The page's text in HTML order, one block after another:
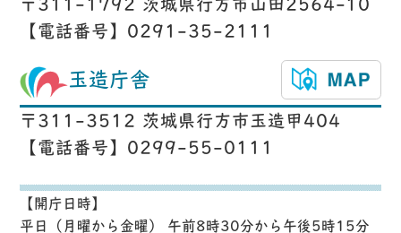
〒311-1792 茨城県行方市山田2564-10
【電話番号】0291-35-2111
玉造庁舎
〒311-3512 茨城県行方市玉造甲404
【電話番号】0299-55-0111
【開庁日時】
平日（月曜から金曜） 午前8時30分から午後5時15分